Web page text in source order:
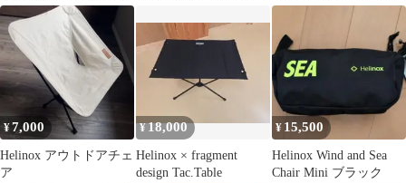
グ 足
ック×ブルー 美品
¥7,000
Helinox アウトドアチェ
ア
¥18,000
Helinox × fragment
design Tac.Table
¥ 15,500
Helinox Wind and Sea
Chair Mini ブラック